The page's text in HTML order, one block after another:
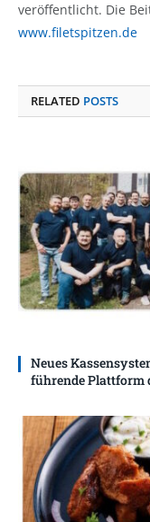
veröffentlicht. Die
www.filetspitzen.de
RELATED POSTS
Neues
führende Plattform